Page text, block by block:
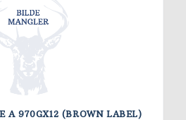
A 970GX12 (BROWN LABEL)